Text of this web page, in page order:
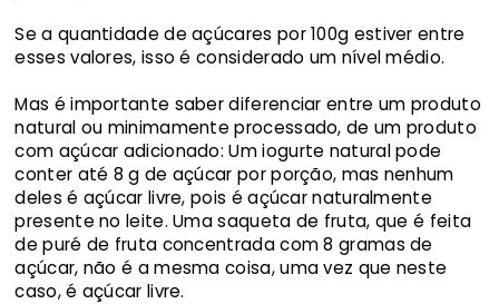
Se a quantidade de açúcares por 100g estiver entre
esses valores, isso é considerado um nível médio.
Mas é importante saber diferenciar entre um produto
natural ou minimamente processado, de um produto
com açúcar adicionado: Um iogurte natural pode
conter até 8 g de açúcar por porção, mas nenhum
deles é açúcar livre, pois é açúcar naturalmente
presente no leite. Uma saqueta de fruta, que é feita
de puré de fruta concentrada com 8 gramas de
açúcar, não é a mesma coisa, uma vez que neste
caso, é açúcar livre.